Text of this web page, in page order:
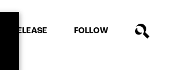
RELEASE FOLLOW